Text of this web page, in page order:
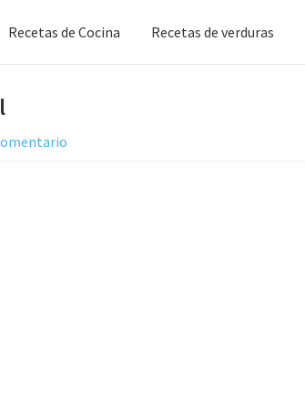
Recetas de Cocina Recetas de verduras